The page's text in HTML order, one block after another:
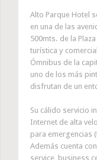
Alto Parque Hotel
en una de las
500mts. de la
turística y
Ómnibus de la
uno de los más
disfrutan de un
Su cálido servicio
Internet de alta
para emergencias
Además cuenta
service, business